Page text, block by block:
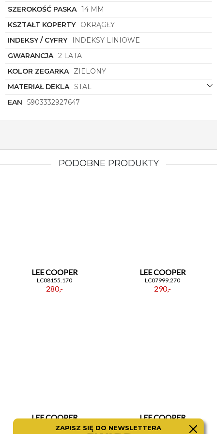
To więcej niż zwykły zegarek - to symbol luksusu,
klasy i indywidualnego stylu. Pozwól sobie na chwile
luksusu i śledź czas w najpiękniejszy możliwy sposób
z zegarkiemTorii.
SZEROKOŚĆ PASKA 14 MM
KSZTAŁT KOPERTY OKRĄGŁY
INDEKSY / CYFRY
INDEKSY LINIOWE
GWARANCJA 2 LATA
KOLOR ZEGARKA ZIELONY
MATERIAŁ DEKLA STAL
EAN
5903332927647
PODOBNE PRODUKTY
LEE COOPER
LC08155.170
280,-
LEE COOPER
LC07999.270
290,-
LEE COOPER
LC08204.170
LEE COOPER
LC08190.170
ZAPISZ SIĘ DO NEWSLETTERA